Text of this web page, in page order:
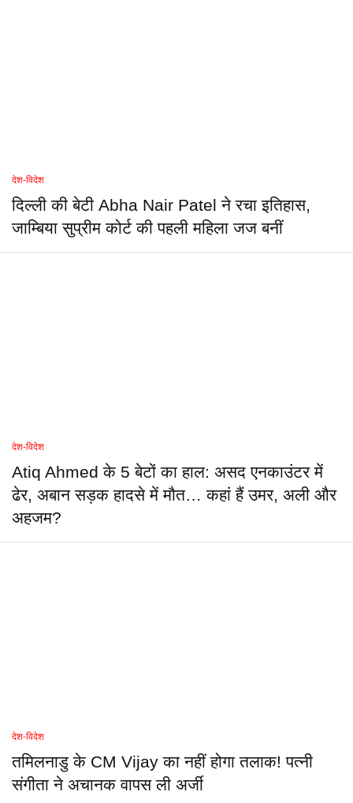
देश-विदेश
दिल्ली की बेटी Abha Nair Patel ने रचा इतिहास,
जाम्बिया सुप्रीम कोर्ट की पहली महिला जज बनीं
देश-विदेश
Atiq Ahmed के 5 बेटों का हाल: असद एनकाउंटर में
ढेर, अबान सड़क हादसे में मौत… कहां हैं उमर, अली और
अहजम?
देश-विदेश
तमिलनाडु के CM Vijay का नहीं होगा तलाक! पत्नी
संगीता ने अचानक वापस ली अर्जी